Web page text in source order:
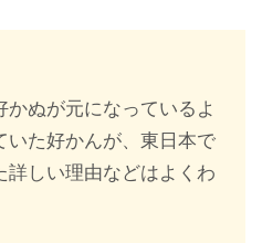
ぬが元になっているよ
いた好かんが、東日本で
詳しい理由などはよくわ